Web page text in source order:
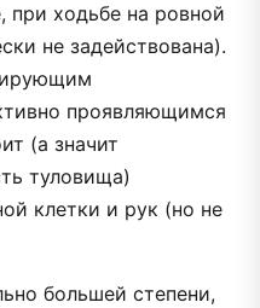
при ходьбе на ровной
не задействована).
проявляющимся
(а значит
туловища)
клетки и рук (но не
большей степени,